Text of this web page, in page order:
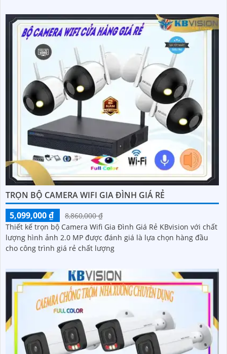
TRỌN BỘ CAMERA WIFI GIA ĐÌNH GIÁ RẺ
5,099,000 ₫
8,860,000 ₫
Thiết kế trọn bộ Camera Wifi Gia Đình Giá Rẻ KBvision với chất
lượng hình ảnh 2.0 MP được đánh giá là lựa chọn hàng đầu
cho công trình giá rẻ chất lượng